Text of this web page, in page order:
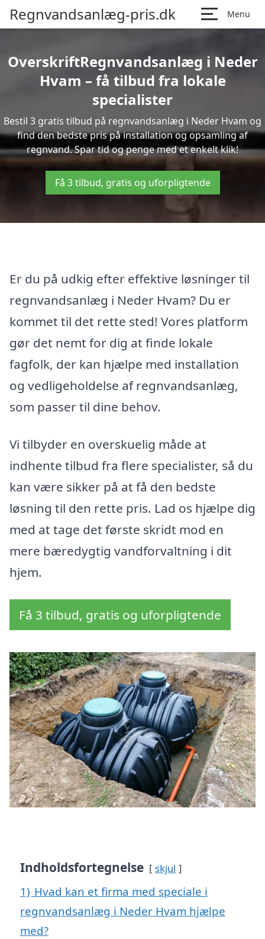
Regnvandsanlæg-pris.dk Menu
OverskriftRegnvandsanlæg i Neder
Hvam – få tilbud fra lokale
specialister
Bestil 3 gratis tilbud på regnvandsanlæg i Neder Hvam og
find den bedste pris på installation og opsamling af
regnvand. Spar tid og penge med et enkelt klik!
Få 3 tilbud, gratis og uforpligtende
Er du på udkig efter effektive løsninger til
regnvandsanlæg i Neder Hvam? Du er
kommet til det rette sted! Vores platform
gør det nemt for dig at finde lokale
fagfolk, der kan hjælpe med installation
og vedligeholdelse af regnvandsanlæg,
som passer til dine behov.
Vi tilbyder en overskuelig måde at
indhente tilbud fra flere specialister, så du
kan være sikker på at få den bedste
løsning til den rette pris. Lad os hjælpe dig
med at tage det første skridt mod en
mere bæredygtig vandforvaltning i dit
hjem.
Få 3 tilbud, gratis og uforpligtende
Indholdsfortegnelse skjul
1) Hvad kan et firma med speciale i
regnvandsanlæg i Neder Hvam hjælpe
med?